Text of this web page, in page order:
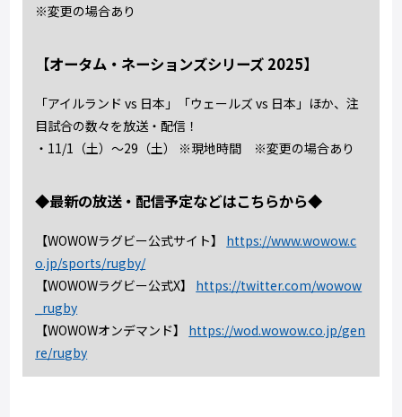
※変更の場合あり
【オータム・ネーションズシリーズ 2025】
「アイルランド vs 日本」「ウェールズ vs 日本」ほか、注
目試合の数々を放送・配信！
・11/1（土）～29（土） ※現地時間 ※変更の場合あり
◆最新の放送・配信予定などはこちらから◆
【WOWOWラグビー公式サイト】 https://www.wowow.c
o.jp/sports/rugby/
【WOWOWラグビー公式X】 https://twitter.com/wowow
_rugby
【WOWOWオンデマンド】 https://wod.wowow.co.jp/gen
re/rugby